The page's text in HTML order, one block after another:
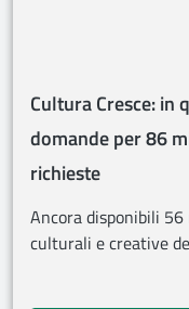
Cultura Cresce: in
domande per 86
richieste
Ancora disponibili
culturali e creative